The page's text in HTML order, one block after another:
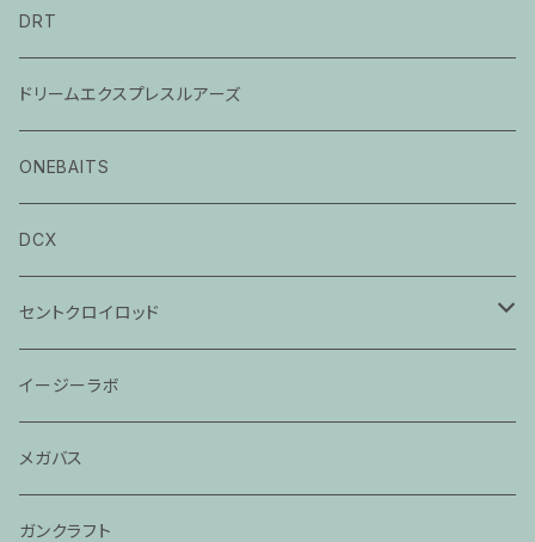
DRT
ドリームエクスプレスルアーズ
ONEBAITS
DCX
セントクロイロッド
ビクトリー
レジェンドグラス
モジョバス旧モデル
イージーラボ
メガバス
ガンクラフト